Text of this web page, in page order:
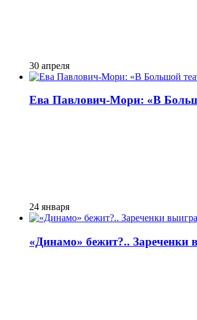
30 апреля
Ева Павлович-Мори: «В
24 января
«Динамо» бежит?.. Зареченки